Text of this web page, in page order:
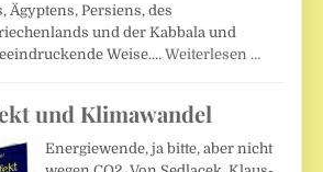
Ägyptens, Persiens, des
und der Kabbala und
Weise.…Weiterlesen …
und Klimawandel
Energiewende, ja bitte, aber nicht